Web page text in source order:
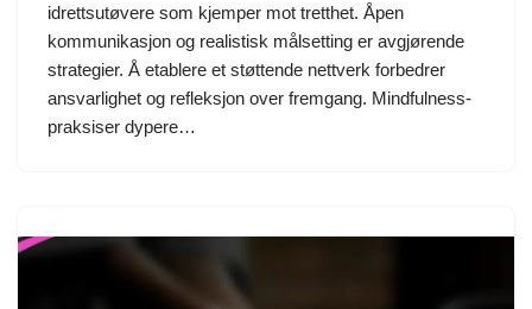
idrettsutøvere som kjemper mot tretthet. Åpen
kommunikasjon og realistisk målsetting er avgjørende
strategier. Å etablere et støttende nettverk forbedrer
ansvarlighet og refleksjon over fremgang. Mindfulness-
praksiser dypere…